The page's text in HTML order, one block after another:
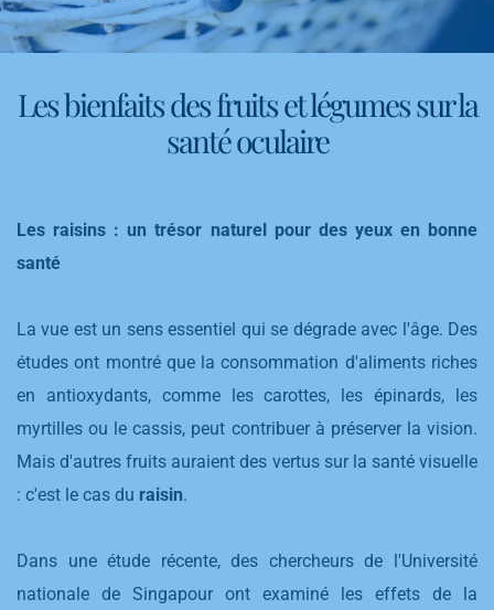
Les bienfaits des fruits et légumes sur la
santé oculaire
Les raisins : un trésor naturel pour des yeux en bonne
santé
La vue est un sens essentiel qui se dégrade avec l'âge. Des
études ont montré que la consommation d'aliments riches
en antioxydants, comme les carottes, les épinards, les
myrtilles ou le cassis, peut contribuer à préserver la vision.
Mais d'autres fruits auraient des vertus sur la santé visuelle
: c'est le cas du raisin.
Dans une étude récente, des chercheurs de l'Université
nationale de Singapour ont examiné les effets de la